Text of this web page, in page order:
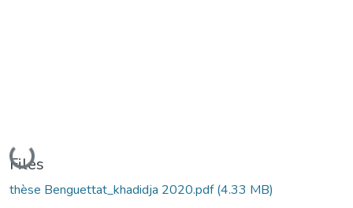
Loading...
Files
thèse Benguettat_khadidja 2020.pdf(4.33 MB)